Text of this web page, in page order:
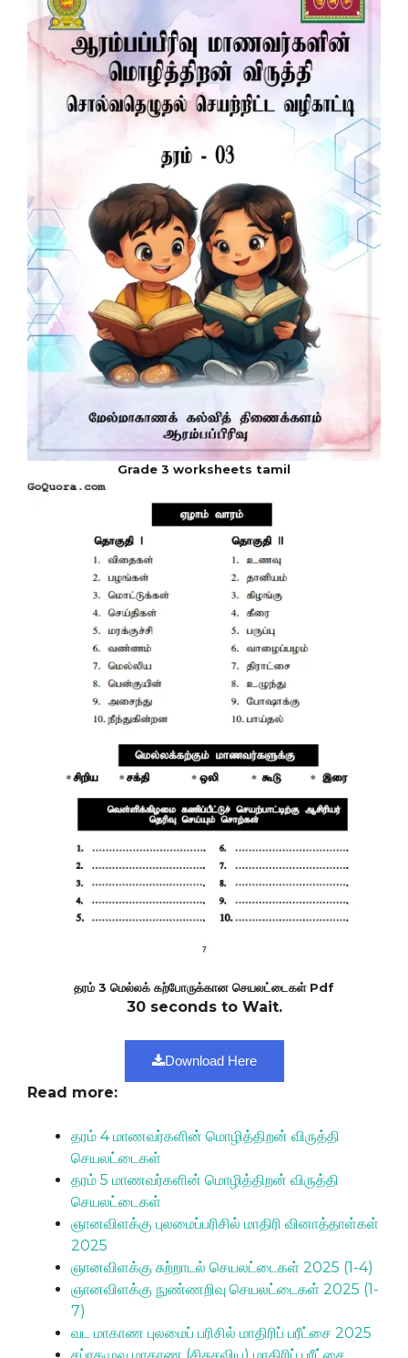
Grade 3 worksheets tamil
தரம் 3 மெல்லக் கற்போருக்கான செயலட்டைகள் Pdf
30 seconds to Wait.
Download Here
Read more:
தரம் 4 மாணவர்களின் மொழித்திறன் விருத்தி
செயலட்டைகள்
தரம் 5 மாணவர்களின் மொழித்திறன் விருத்தி
செயலட்டைகள்
ஞானவிளக்கு புலமைப்பரிசில் மாதிரி வினாத்தாள்கள்
2025
ஞானவிளக்கு சுற்றாடல் செயலட்டைகள் 2025 (1-4)
ஞானவிளக்கு நுண்ணறிவு செயலட்டைகள் 2025 (1-
7)
வட மாகாண புலமைப் பரிசில் மாதிரிப் பரீட்சை 2025